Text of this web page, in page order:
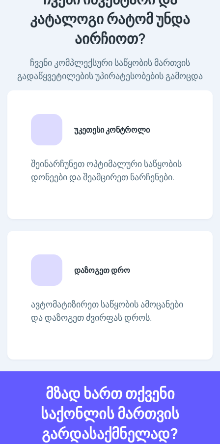
კატალოგი რატომ უნდა
აირჩიოთ?
ჩვენი კომპლექსური საწყობის მართვის
გადაწყვეტილების უპირატესობების გამოცდა
უკეთესი კონტროლი
შეინარჩუნეთ ოპტიმალური საწყობის
დონეები და შეამცირეთ ნარჩენები.
დაზოგეთ დრო
ავტომატიზირეთ საწყობის ამოცანები
და დაზოგეთ ძვირფას დროს.
მზად ხართ თქვენი
საქონლის მართვის
გარდასაქმნელად?